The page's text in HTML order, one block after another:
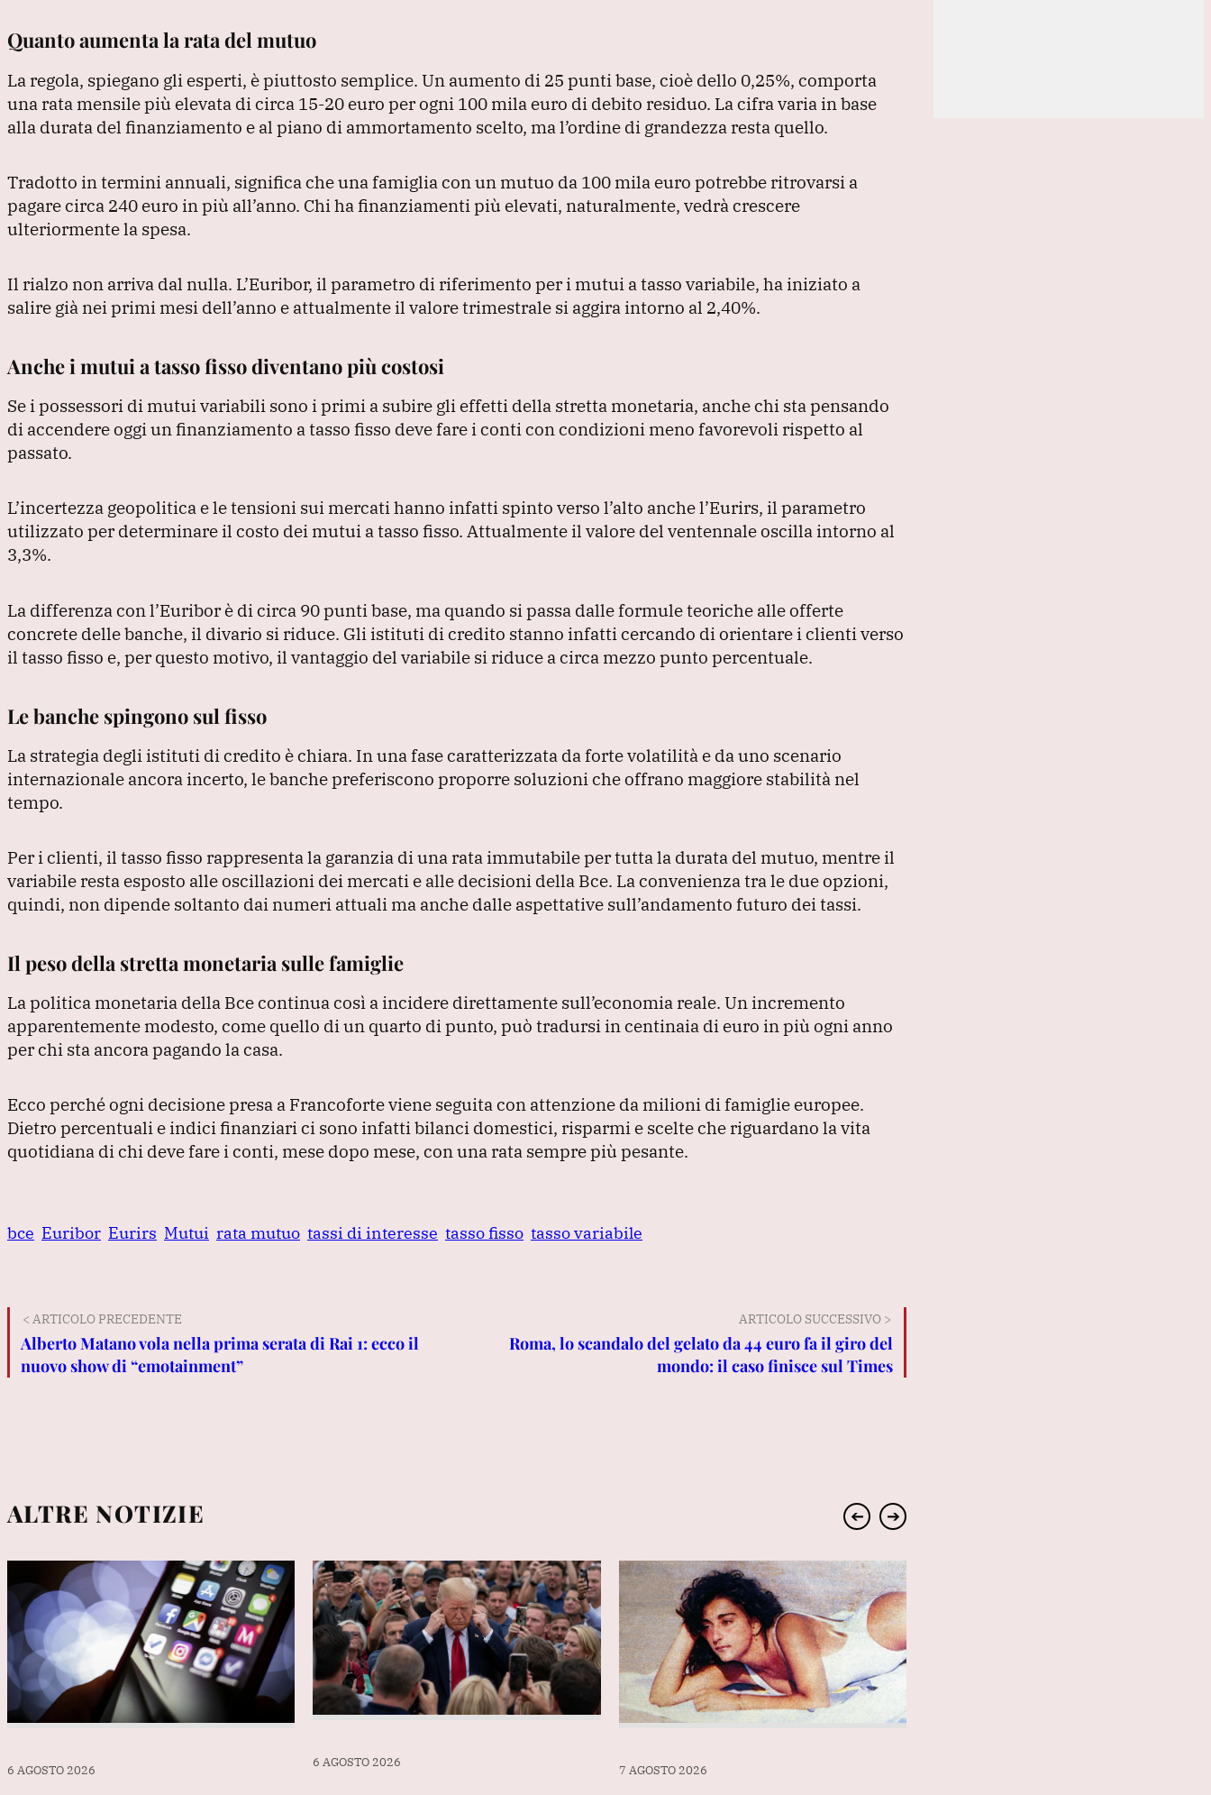
o p
Quanto aumenta la rata del mutuo
La regola, spiegano gli esperti, è piuttosto semplice. Un aumento di 25 punti base, cioè dello 0,25%, comporta
una rata mensile più elevata di circa 15-20 euro per ogni 100 mila euro di debito residuo. La cifra varia in base
alla durata del finanziamento e al piano di ammortamento scelto, ma l’ordine di grandezza resta quello.
Tradotto in termini annuali, significa che una famiglia con un mutuo da 100 mila euro potrebbe ritrovarsi a
pagare circa 240 euro in più all’anno. Chi ha finanziamenti più elevati, naturalmente, vedrà crescere
ulteriormente la spesa.
Il rialzo non arriva dal nulla. L’Euribor, il parametro di riferimento per i mutui a tasso variabile, ha iniziato a
salire già nei primi mesi dell’anno e attualmente il valore trimestrale si aggira intorno al 2,40%.
Anche i mutui a tasso fisso diventano più costosi
Se i possessori di mutui variabili sono i primi a subire gli effetti della stretta monetaria, anche chi sta pensando
di accendere oggi un finanziamento a tasso fisso deve fare i conti con condizioni meno favorevoli rispetto al
passato.
L’incertezza geopolitica e le tensioni sui mercati hanno infatti spinto verso l’alto anche l’Eurirs, il parametro
utilizzato per determinare il costo dei mutui a tasso fisso. Attualmente il valore del ventennale oscilla intorno al
3,3%.
La differenza con l’Euribor è di circa 90 punti base, ma quando si passa dalle formule teoriche alle offerte
concrete delle banche, il divario si riduce. Gli istituti di credito stanno infatti cercando di orientare i clienti verso
il tasso fisso e, per questo motivo, il vantaggio del variabile si riduce a circa mezzo punto percentuale.
Le banche spingono sul fisso
La strategia degli istituti di credito è chiara. In una fase caratterizzata da forte volatilità e da uno scenario
internazionale ancora incerto, le banche preferiscono proporre soluzioni che offrano maggiore stabilità nel
tempo.
Per i clienti, il tasso fisso rappresenta la garanzia di una rata immutabile per tutta la durata del mutuo, mentre il
variabile resta esposto alle oscillazioni dei mercati e alle decisioni della Bce. La convenienza tra le due opzioni,
quindi, non dipende soltanto dai numeri attuali ma anche dalle aspettative sull’andamento futuro dei tassi.
Il peso della stretta monetaria sulle famiglie
La politica monetaria della Bce continua così a incidere direttamente sull’economia reale. Un incremento
apparentemente modesto, come quello di un quarto di punto, può tradursi in centinaia di euro in più ogni anno
per chi sta ancora pagando la casa.
Ecco perché ogni decisione presa a Francoforte viene seguita con attenzione da milioni di famiglie europee.
Dietro percentuali e indici finanziari ci sono infatti bilanci domestici, risparmi e scelte che riguardano la vita
quotidiana di chi deve fare i conti, mese dopo mese, con una rata sempre più pesante.
bce Euribor Eurirs Mutui rata mutuo tassi di interesse tasso fisso tasso variabile
< ARTICOLO PRECEDENTE
Alberto Matano vola nella prima serata di Rai 1: ecco il
nuovo show di “emotainment”
ARTICOLO SUCCESSIVO >
Roma, lo scandalo del gelato da 44 euro fa il giro del
mondo: il caso finisce sul Times
ALTRE NOTIZIE ➔ ➔
7 AGOSTO 2026 7 AGOSTO 2026